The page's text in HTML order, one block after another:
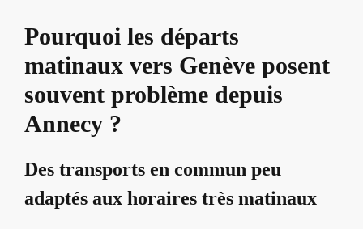
Pourquoi les départs
matinaux vers Genève posent
souvent problème depuis
Annecy ?
Des transports en commun peu
adaptés aux horaires très matinaux